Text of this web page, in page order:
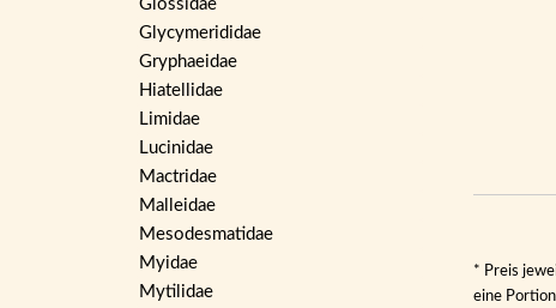
Glossidae
Glycymerididae
Gryphaeidae
Hiatellidae
Limidae
Lucinidae
Mactridae
Malleidae
Mesodesmatidae
Myidae
Mytilidae
* Preis
eine